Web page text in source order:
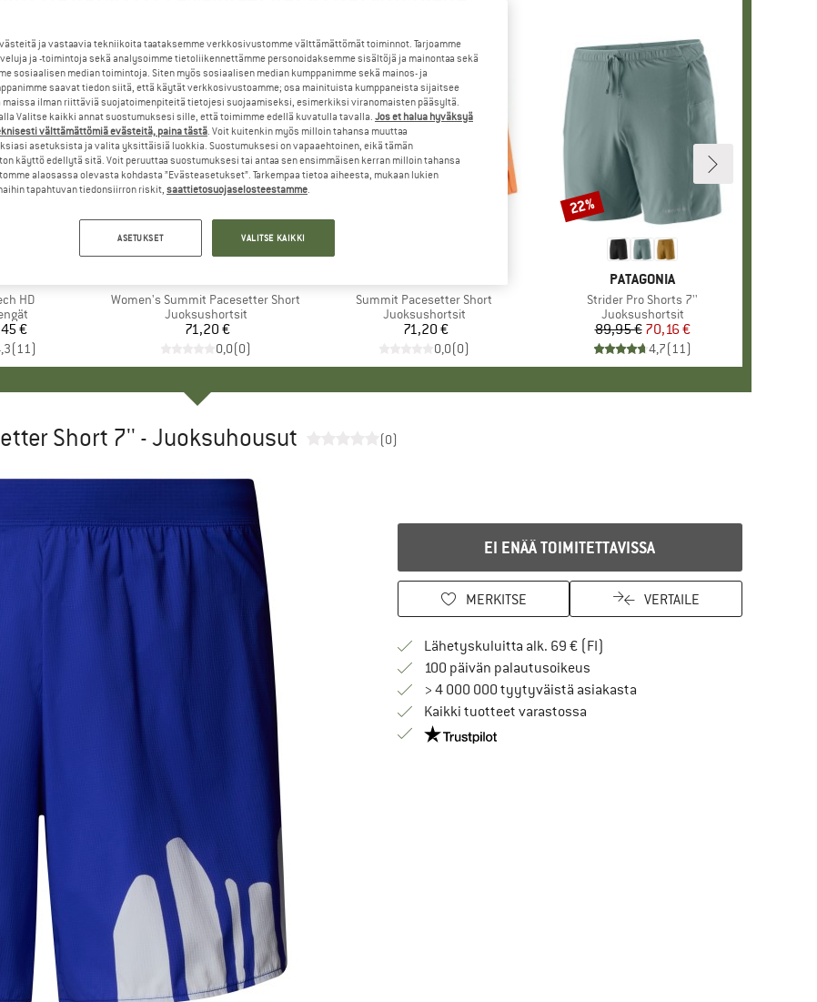
HD
€
(11)
Tuote
Women's Summit Pacesetter Short
Tuoteryhmä
Juoksushortsit
Hinta
71,20 €
0,0(0)
Tuote
Summit Pacesetter Short
Tuoteryhmä
Juoksushortsit
Hinta
71,20 €
0,0(0)
MERKKI
PATAGONIA
Tuote
Strider Pro Shorts 7''
Tuoteryhmä
Juoksushortsit
Hinta
89,95 €Alennettu hinta
70,16 €
4,7(11)
Alennus
22%
Short 7'' - Juoksuhousut (0)
EI ENÄÄ TOIMITETTAVISSA
MERKITSE VERTAILE
Lähetyskuluitta alk. 69 € (FI)
100 päivän palautusoikeusSiirry palautusoikeuteen täältä
> 4 000 000 tyytyväistä asiakasta
Kaikki tuotteet varastossa
Meillä on Trustpilot -sertifiointi - lue lisää tästä!
ja vastaavia tekniikoita taataksemme verkkosivustomme välttämättömät toiminnot. Tarjoamme
ja -toimintoja sekä analysoimme tietoliikennettämme personoidaksemme sisältöjä ja mainontaa sekä
sosiaalisen median toimintoja. Siten myös sosiaalisen median kumppanimme sekä mainos- ja
saavat tiedon siitä, että käytät verkkosivustoamme; osa mainituista kumppaneista sijaitsee
maissa ilman riittäviä suojatoimenpiteitä tietojesi suojaamiseksi, esimerkiksi viranomaisten pääsyltä.
Valitse kaikki annat suostumuksesi sille, että toimimme edellä kuvatulla tavalla. Jos et halua hyväksyä
välttämättömiä evästeitä, paina tästä. Voit kuitenkin myös milloin tahansa muuttaa
asetuksista ja valita yksittäisiä luokkia. Suostumuksesi on vapaaehtoinen, eikä tämän
käyttö edellytä sitä. Voit peruuttaa suostumuksesi tai antaa sen ensimmäisen kerran milloin tahansa
alaosassa olevasta kohdasta ”Evästeasetukset”. Tarkempaa tietoa aiheesta, mukaan lukien
tapahtuvan tiedonsiirron riskit, saattietosuojaselosteestamme.
ASETUKSET VALITSE KAIKKI